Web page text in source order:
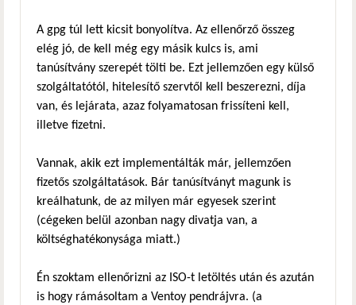
A gpg túl lett kicsit bonyolítva. Az ellenőrző összeg
elég jó, de kell még egy másik kulcs is, ami
tanúsítvány szerepét tölti be. Ezt jellemzően egy külső
szolgáltatótól, hitelesítő szervtől kell beszerezni, díja
van, és lejárata, azaz folyamatosan frissíteni kell,
illetve fizetni.
Vannak, akik ezt implementálták már, jellemzően
fizetős szolgáltatások. Bár tanúsítványt magunk is
kreálhatunk, de az milyen már egyesek szerint
(cégeken belül azonban nagy divatja van, a
költséghatékonysága miatt.)
Én szoktam ellenőrizni az ISO-t letöltés után és azután
is hogy rámásoltam a Ventoy pendrájvra. (a